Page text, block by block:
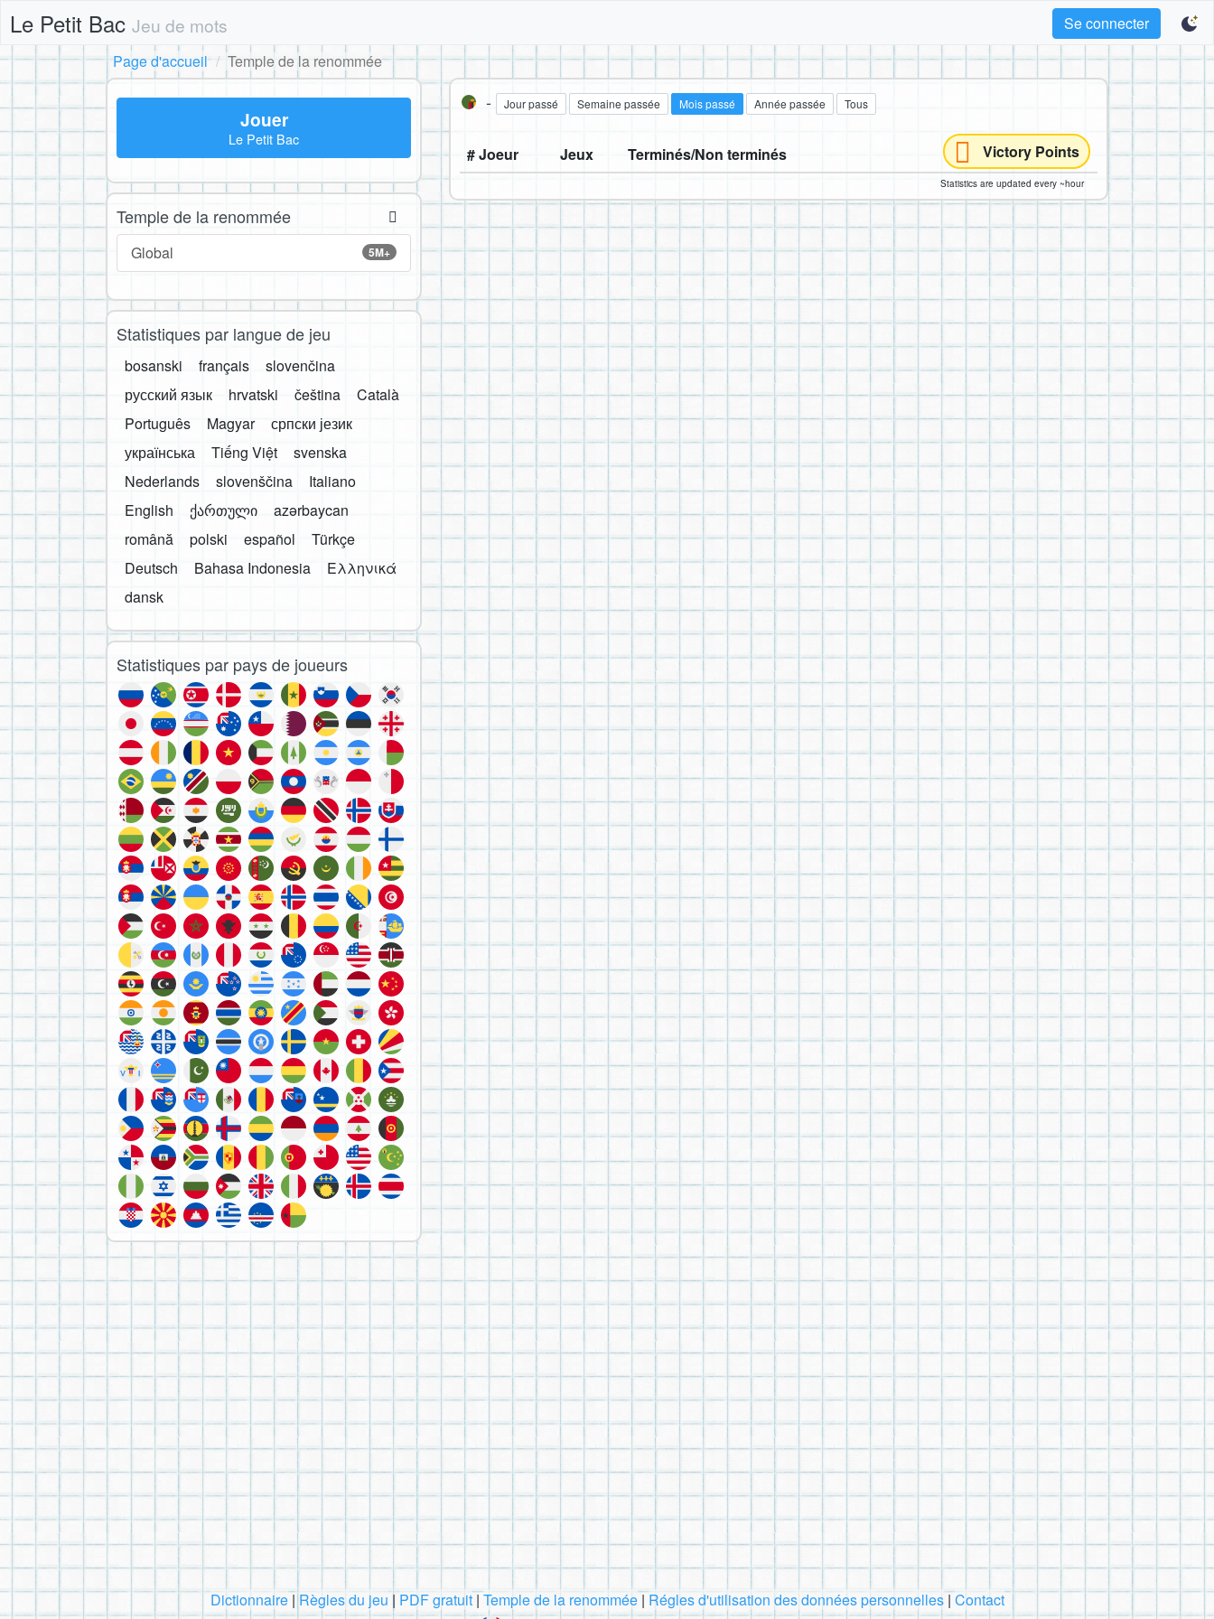
Le Petit Bac Jeu de mots
Se connecter
Page d'accueil
Temple de la renommée
- Jour passé Semaine passée Mois passé Année passée Tous
# Joeur Jeux Terminés/Non terminés Victory Points
Statistics are updated every ~hour
Jouer
Le Petit Bac
Temple de la renommée
5M+
Global
Statistiques par langue de jeu
bosanski français
slovenčina
русский язык
hrvatski čeština
Català
Português
Magyar
српски језик
українська
Tiếng Việt
svenska
Nederlands
slovenščina
Italiano
English
ქართული
azərbaycan
română
polski español
Türkçe
Deutsch
Bahasa Indonesia
Ελληνικά
dansk
Statistiques par pays de joueurs
Dictionnaire|Règles du jeu | PDF gratuit| Temple de la renommée| Régles d'utilisation des données personnelles|Contact